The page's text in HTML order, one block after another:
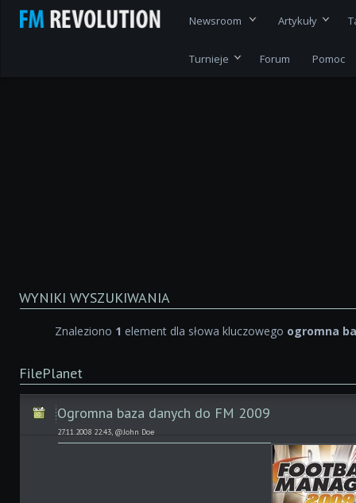
Newsroom Artykuły
Turnieje Forum Pomoc
WYNIKI WYSZUKIWANIA
Znaleziono 1 element dla słowa kluczowego ogromna
FilePlanet
Ogromna baza danych do FM 2009
27.11.2008 22:43, @John Doe